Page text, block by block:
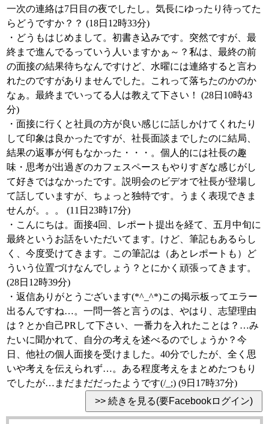
一次の連絡は7日目の夜でしたし。気長にゆったり待ってた
らどうですか？？ (18日12時33分)
・どうもはじめまして。初書き込みです。突然ですが、最
終まで進んでるっていう人いますかぁ～？私は、最終の前
の面接の結果待ちなんですけど、水曜には連絡すると言わ
れたのですがありませんでした。これって落ちたのかのか
なぁ。最終までいってる人は教えて下さい！ (28日10時43
分)
・面接に行くと社員の方が良い感じに話しかけてくれたり
して印象は良かったですが、社長面談までしたのに結局、
結果の返事が何もなかった・・・。個人的には社長の趣
味・思考が出過ぎのカフェスペースもやりすぎな感じがし
て好きではなかったです。説明会のビデオで社長が登場し
て話していますが、ちょっと独特です。うまく表現できま
せんが。。。 (11日23時17分)
・こんにちは。面接4回、レポート提出を経て、五月中旬に
最終というお話をいただいてます。けど、筆記もあるらし
く、今度受けてきます。この筆記は（あとレポートも）ど
ういう位置づけなんでしょう？とにかく頑張ってきます。
(28日12時39分)
・返信ありがとうございます(*^_^*)この掲示板ってエラー
出るんですね…。一問一答と言うのは、やはり、志望理由
は？とか自己PRして下さい、一番力を入れたことは？…み
たいに聞かれて、自分の考えを述べるのでしょうか？今
日、他社の個人面接を受けました。40分でしたが、全く思
いや考えを伝えられず…。ある程度考えをまとめたつもり
でしたが…まだまだだったようです(/_;) (9日17時37分)